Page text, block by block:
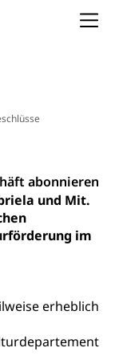
abonnieren
und Mit.
im
erheblich
und
unilu